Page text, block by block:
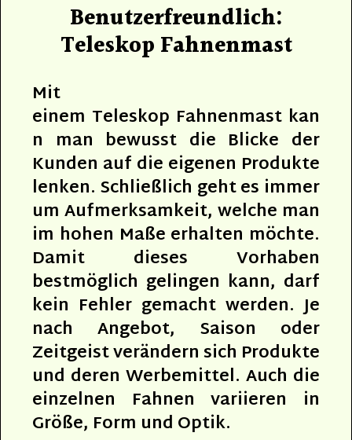
Benutzerfreundlich:
Teleskop Fahnenmast
Mit
einem Teleskop Fahnenmast kan
n man bewusst die Blicke der
Kunden auf die eigenen Produkte
lenken. Schließlich geht es immer
um Aufmerksamkeit, welche man
im hohen Maße erhalten möchte.
Damit dieses Vorhaben
bestmöglich gelingen kann, darf
kein Fehler gemacht werden. Je
nach Angebot, Saison oder
Zeitgeist verändern sich Produkte
und deren Werbemittel. Auch die
einzelnen Fahnen variieren in
Größe, Form und Optik.